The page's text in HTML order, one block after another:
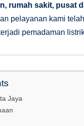
rumah sakit, pusat
pelayanan kami
pemadaman
Jaya